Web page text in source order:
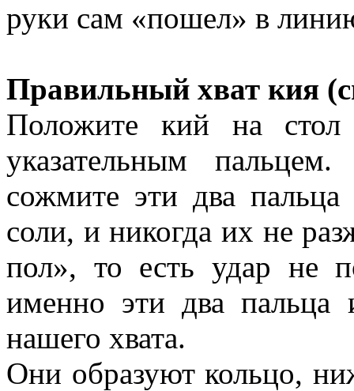
руки сам «пошел» в
Правильный хват кия
Положите кий на
указательным
сожмите эти два
соли, и никогда их не
пол», то есть удар не
именно эти два пальца
нашего хвата.
Они образуют кольцо,